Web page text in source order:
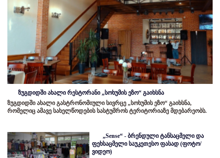
ზუგდიდში ახალი რესტორანი „სოხუმის ეზო“ გაიხსნა
ზუგდიდში ახალი გასტრონომიული სივრცე „სოხუმის ეზო“ გაიხსნა,
რომელიც ამავე სახელწოდების სასტუმროს ტერიტორიაზე მდებარეობს.
„Sense“ - ბრენდული ტანსაცმელი და
ფეხსაცმელი საუკეთესო ფასად (ფოტო/
ვიდეო)